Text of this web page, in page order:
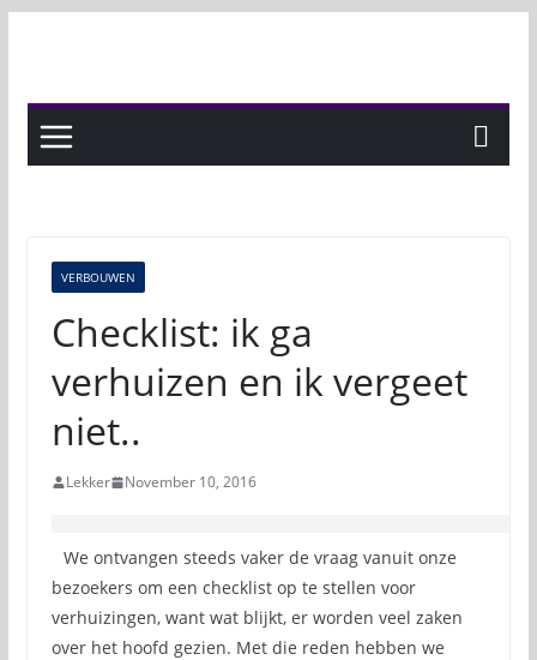
VERBOUWEN
Checklist: ik ga
verhuizen en ik vergeet
niet..
Lekker November 10, 2016
We ontvangen steeds vaker de vraag vanuit onze
bezoekers om een checklist op te stellen voor
verhuizingen, want wat blijkt, er worden veel zaken
over het hoofd gezien. Met die reden hebben we